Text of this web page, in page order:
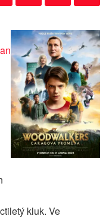
kluk. Ve